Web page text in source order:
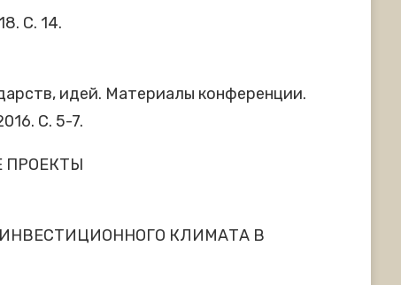
С. 14.
идей. Материалы конференции.
С. 5-7.
ПРОЕКТЫ
КЛИМАТА В